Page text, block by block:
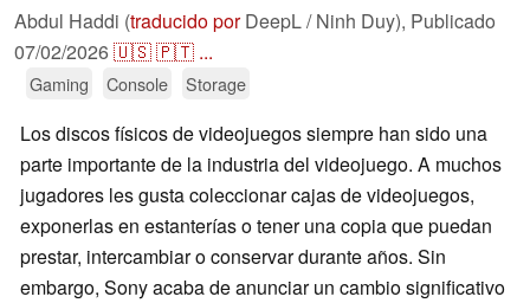
Abdul Haddi (traducido porDeepL / Ninh Duy), Publicado
07/02/2026🇺🇸🇵🇹 ...
Gaming Console Storage
Los discos físicos de videojuegos siempre han sido una
parte importante de la industria del videojuego. A muchos
jugadores les gusta coleccionar cajas de videojuegos,
exponerlas en estanterías o tener una copia que puedan
prestar, intercambiar o conservar durante años. Sin
embargo, Sony acaba de anunciar un cambio significativo